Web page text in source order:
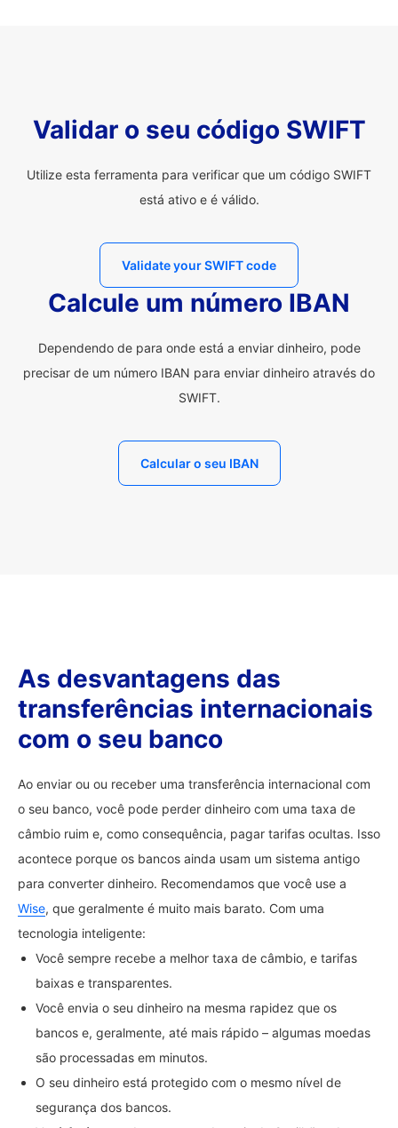
Validar o seu código SWIFT
Utilize esta ferramenta para verificar que um código SWIFT
está ativo e é válido.
Validate your SWIFT code
Calcule um número IBAN
Dependendo de para onde está a enviar dinheiro, pode
precisar de um número IBAN para enviar dinheiro através do
SWIFT.
Calcular o seu IBAN
As desvantagens das
transferências internacionais
com o seu banco
Ao enviar ou ou receber uma transferência internacional com
o seu banco, você pode perder dinheiro com uma taxa de
câmbio ruim e, como consequência, pagar tarifas ocultas. Isso
acontece porque os bancos ainda usam um sistema antigo
para converter dinheiro. Recomendamos que você use a
Wise, que geralmente é muito mais barato. Com uma
tecnologia inteligente:
Você sempre recebe a melhor taxa de câmbio, e tarifas
baixas e transparentes.
Você envia o seu dinheiro na mesma rapidez que os
bancos e, geralmente, até mais rápido – algumas moedas
são processadas em minutos.
O seu dinheiro está protegido com o mesmo nível de
segurança dos bancos.